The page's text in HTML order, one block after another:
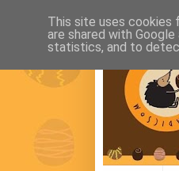
This site uses cookies
are shared with
statistics, and to